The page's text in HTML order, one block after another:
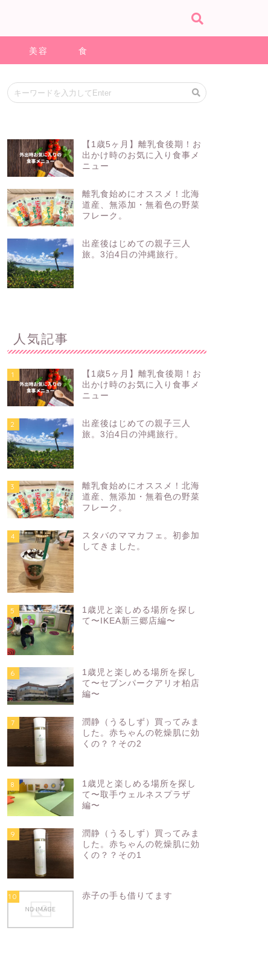
美容 食
【1歳5ヶ月】離乳食後期！お
出かけ時のお気に入り食事メ
ニュー
離乳食始めにオススメ！北海
道産、無添加・無着色の野菜
フレーク。
出産後はじめての親子三人
旅。3泊4日の沖縄旅行。
人気記事
1
【1歳5ヶ月】離乳食後期！お
出かけ時のお気に入り食事メ
ニュー
2
出産後はじめての親子三人
旅。3泊4日の沖縄旅行。
3
離乳食始めにオススメ！北海
道産、無添加・無着色の野菜
フレーク。
4
スタバのママカフェ。初参加
してきました。
5
1歳児と楽しめる場所を探し
て〜IKEA新三郷店編〜
6
1歳児と楽しめる場所を探し
て〜セブンパークアリオ柏店
編〜
7
潤静（うるしず）買ってみま
した。赤ちゃんの乾燥肌に効
くの？？その2
8
1歳児と楽しめる場所を探し
て〜取手ウェルネスプラザ
編〜
9
潤静（うるしず）買ってみま
した。赤ちゃんの乾燥肌に効
くの？？その1
10 赤子の手も借りてます